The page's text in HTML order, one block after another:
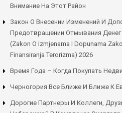
Внимание На Этот Район
Закон О Внесении Изменений И
Предотвращении Отмывания
(Zakon O Izmjenama I Dopunama
Finansiranja Terorizma) 2026
Время Года – Когда Покупать
Черногория Все Ближе И Ближе К
Дорогие Партнеры И Коллеги,